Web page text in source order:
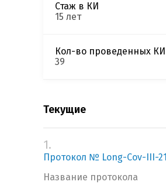
Стаж в КИ
15 лет
Кол-во проведенных КИ
39
Текущие
1.
Протокол № Long-Cov-III-21
Название протокола